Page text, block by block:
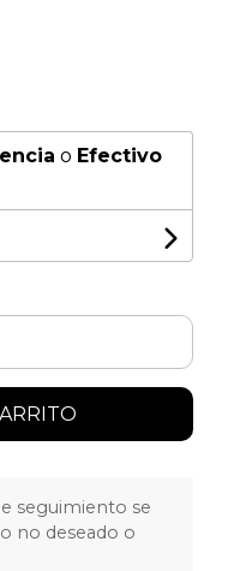
o Efectivo
seguimiento se
no deseado o